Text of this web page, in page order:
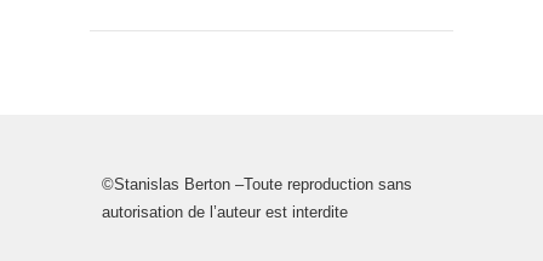
©Stanislas Berton –Toute reproduction sans
autorisation de l’auteur est interdite